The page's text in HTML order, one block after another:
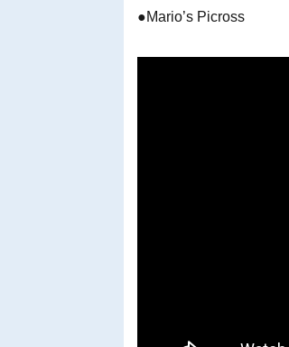
●Mario’s Picross